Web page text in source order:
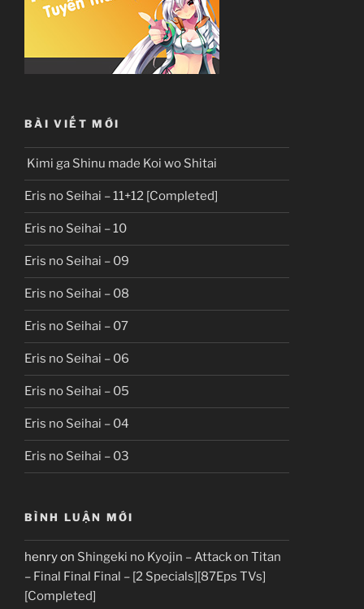
BÀI VIẾT MỚI
Kimi ga Shinu made Koi wo Shitai
Eris no Seihai – 11+12 [Completed]
Eris no Seihai – 10
Eris no Seihai – 09
Eris no Seihai – 08
Eris no Seihai – 07
Eris no Seihai – 06
Eris no Seihai – 05
Eris no Seihai – 04
Eris no Seihai – 03
BÌNH LUẬN MỚI
henryon Shingeki no Kyojin – Attack on Titan
– Final Final Final – [2 Specials][87Eps TVs]
[Completed]